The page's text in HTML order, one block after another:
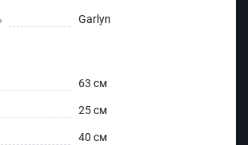
Garlyn
63 см
25 см
40 см